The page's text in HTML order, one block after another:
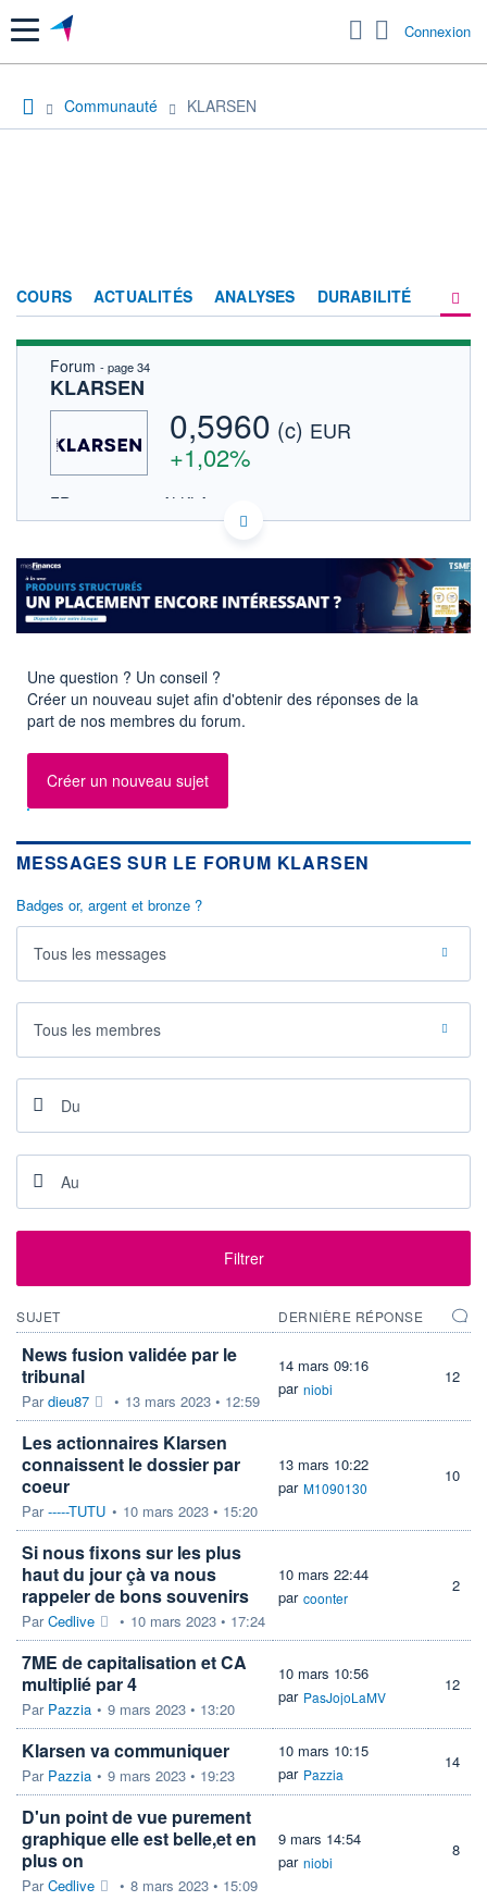
Menu Connexion
Communauté KLARSEN
COURS ACTUALITÉS ANALYSES DURABILITÉ
FORUM
ACTIONNAIRES
Forum - page 34
KLARSEN
0,5960 (c) EUR
+1,02%
FR0011038348 ALKLA
EURONEXT PARIS DONNÉES TEMPS RÉEL
Cotation sur les autres places
0,590
0,605
SECTEUR
Agences de médias
OUVERTURE
0,5980
CLÔTURE VEILLE
0,5900
0,6000
2 000
VALORISATION
2 MEUR
DERNIER ÉCHANGE
07.08.26 / 15:40:23
LIMITE À LA
0,5680 0,6240
RENDEMENT
ESTIMÉ 2026
- -
DIVIDENDE
0,00 EUR -
CTO BUSINESS
-
+ ALERTE + PORTEFEUILLE
Une question ? Un conseil ?
Créer un nouveau sujet afin d'obtenir des réponses de la
part de nos membres du forum.
Créer un nouveau sujet
MESSAGES SUR LE FORUM KLARSEN
Badges or, argent et bronze ?
Tous les messages
Tous les membres
Filtrer
SUJET DERNIÈRE RÉPONSE
News fusion validée par le
tribunal
Pardieu87 • 13 mars 2023 • 12:59
14 mars 09:16
par niobi
12
Les actionnaires Klarsen
connaissent le dossier par
coeur
Par-----TUTU • 10 mars 2023 • 15:20
13 mars 10:22
par M1090130
10
Si nous fixons sur les plus
haut du jour çà va nous
rappeler de bons souvenirs
ParCedlive • 10 mars 2023 • 17:24
10 mars 22:44
par coonter
2
7ME de capitalisation et CA
multiplié par 4
Par Pazzia • 9 mars 2023 • 13:20
10 mars 10:56
par PasJojoLaMV
12
Klarsen va communiquer
Par Pazzia • 9 mars 2023 • 19:23
10 mars 10:15
par Pazzia
14
D'un point de vue purement
graphique elle est belle,et en
plus on
ParCedlive • 8 mars 2023 • 15:09
9 mars 14:54
par niobi
8